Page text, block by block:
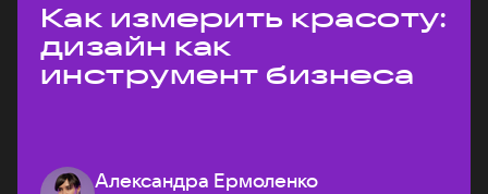
Как измерить красоту:
дизайн как
инструмент бизнеса
Александра Ермоленко